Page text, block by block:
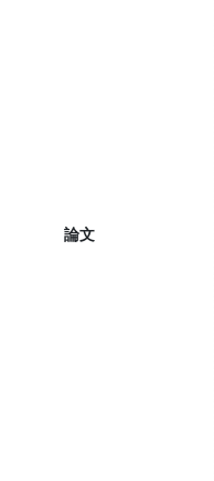
論文